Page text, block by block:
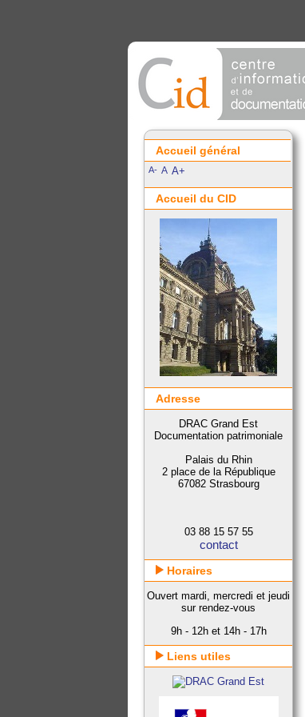
Accueil général
A- A A+
Accueil du CID
Adresse
DRAC Grand Est
Documentation patrimoniale
Palais du Rhin
2 place de la République
67082 Strasbourg
03 88 15 57 55
contact
Horaires
Ouvert mardi, mercredi et jeudi
sur rendez-vous
9h - 12h et 14h - 17h
Liens utiles